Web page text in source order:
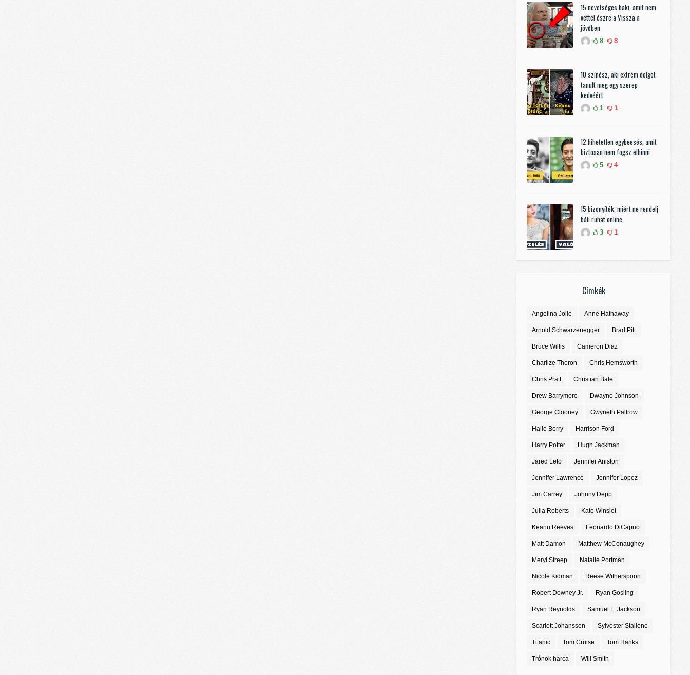
15 nevetséges baki, amit nem
vettél észre a Vissza a
jövőben
8 8
10 színész, aki extrém dolgot
tanult meg egy szerep
kedvéért
1 1
12 hihetetlen egybeesés, amit
biztosan nem fogsz elhinni
5 4
15 bizonyíték, miért ne rendelj
báli ruhát online
3 1
Címkék
Angelina Jolie Anne Hathaway
Arnold Schwarzenegger Brad Pitt
Bruce Willis Cameron Diaz
Charlize Theron Chris Hemsworth
Chris Pratt Christian Bale
Drew Barrymore Dwayne Johnson
George Clooney Gwyneth Paltrow
Halle Berry Harrison Ford
Harry Potter Hugh Jackman
Jared Leto Jennifer Aniston
Jennifer Lawrence Jennifer Lopez
Jim Carrey Johnny Depp
Julia Roberts Kate Winslet
Keanu Reeves Leonardo DiCaprio
Matt Damon Matthew McConaughey
Meryl Streep Natalie Portman
Nicole Kidman Reese Witherspoon
Robert Downey Jr. Ryan Gosling
Ryan Reynolds Samuel L. Jackson
Scarlett Johansson Sylvester Stallone
Titanic Tom Cruise Tom Hanks
Trónok harca Will Smith